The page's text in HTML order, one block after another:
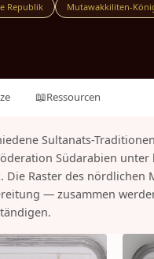
Republik
Mutawakkiliten-
📖Ressourcen
Sultanats-
Südarabien
Raster des nördlichen
— zusammen